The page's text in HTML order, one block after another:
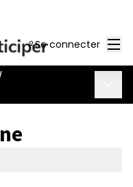
Se connecter